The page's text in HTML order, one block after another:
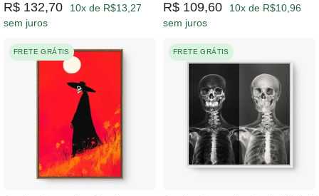
R$ 132,70
10x de R$13,27
sem juros
R$ 109,60
10x de R$10,96
sem juros
FRETE GRÁTIS FRETE GRÁTIS